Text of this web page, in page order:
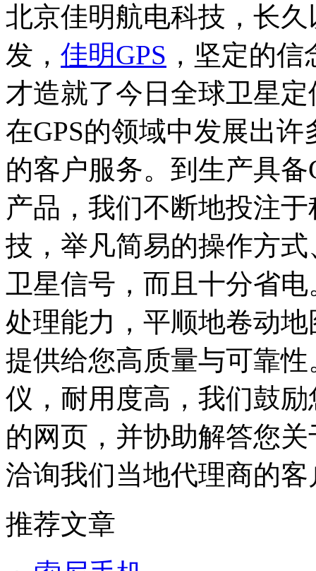
北京佳明航电科技，长
发， 佳明GPS ，坚定的
才造就了今日全球卫星
在GPS的领域中发展出
的客户服务。到生产具
产品，我们不断地投注
技，举凡简易的操作方
卫星信号，而且十分省
处理能力，平顺地卷动
提供给您高质量与可靠
仪，耐用度高，我们鼓
的网页，并协助解答您
洽询我们当地代理商的
推荐文章